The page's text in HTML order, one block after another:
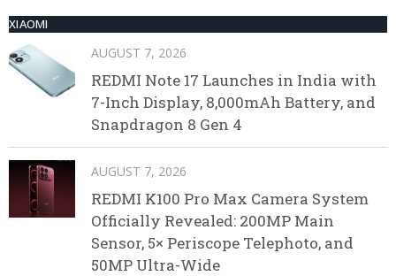
XIAOMI
AUGUST 7, 2026
REDMI Note 17 Launches in India with
7-Inch Display, 8,000mAh Battery, and
Snapdragon 8 Gen 4
AUGUST 7, 2026
REDMI K100 Pro Max Camera System
Officially Revealed: 200MP Main
Sensor, 5× Periscope Telephoto, and
50MP Ultra-Wide